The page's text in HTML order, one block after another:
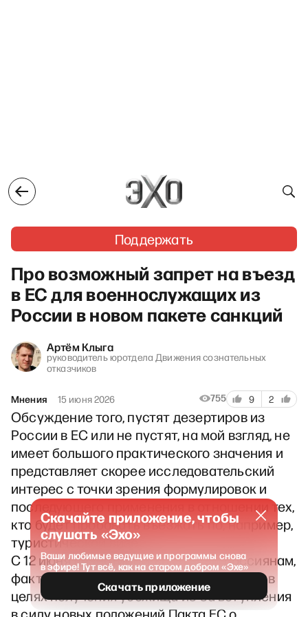
Поддержать
Про возможный запрет на въезд
в ЕС для военнослужащих из
России в новом пакете санкций
Артём Клыга
руководитель юротдела Движения сознательных
отказчиков
Мнения 15 июня 2026 755 9 2
Обсуждение того, пустят дезертиров из
России в ЕС или не пустят, на мой взгляд, не
имеет большого практического значения и
представляет скорее исследовательский
интерес с точки зрения формулировок и
последующего применения в отношении тех,
кто будет пробовать въезжать по, например,
туристической визе.
С 12 июня дезертирам, как и всем россиянам,
фактически закрыт обычный въезд в ЕС в
целях получения убежища из-за вступления
Скачайте приложение, чтобы
слушать «Эхо»
Ваши любимые ведущие и программы снова
в эфире! Тут всё, как на старом добром «Эхе»
Скачать приложение